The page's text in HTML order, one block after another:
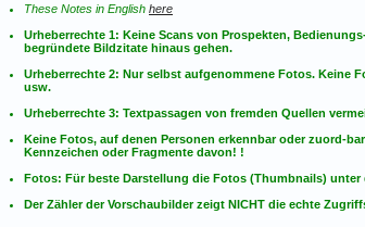
These Notes in English here
Urheberrechte 1: Keine Scans von Prospekten,
begründete Bildzitate hinaus gehen.
Urheberrechte 2: Nur selbst aufgenommene Fotos. Keine
usw.
Urheberrechte 3: Textpassagen von fremden Quellen
Keine Fotos, auf denen Personen erkennbar oder zuord-
Kennzeichen oder Fragmente davon! !
Fotos: Für beste Darstellung die Fotos (Thumbnails) unter
Der Zähler der Vorschaubilder zeigt NICHT die echte